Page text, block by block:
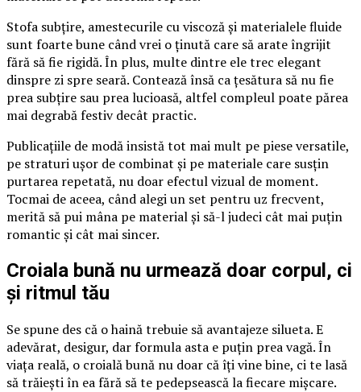
Stofa subțire, amestecurile cu viscoză și materialele fluide
sunt foarte bune când vrei o ținută care să arate îngrijit
fără să fie rigidă. În plus, multe dintre ele trec elegant
dinspre zi spre seară. Contează însă ca țesătura să nu fie
prea subțire sau prea lucioasă, altfel compleul poate părea
mai degrabă festiv decât practic.
Publicațiile de modă insistă tot mai mult pe piese versatile,
pe straturi ușor de combinat și pe materiale care susțin
purtarea repetată, nu doar efectul vizual de moment.
Tocmai de aceea, când alegi un set pentru uz frecvent,
merită să pui mâna pe material și să-l judeci cât mai puțin
romantic și cât mai sincer.
Croiala bună nu urmează doar corpul, ci
și ritmul tău
Se spune des că o haină trebuie să avantajeze silueta. E
adevărat, desigur, dar formula asta e puțin prea vagă. În
viața reală, o croială bună nu doar că îți vine bine, ci te lasă
să trăiești în ea fără să te pedepsească la fiecare mișcare.